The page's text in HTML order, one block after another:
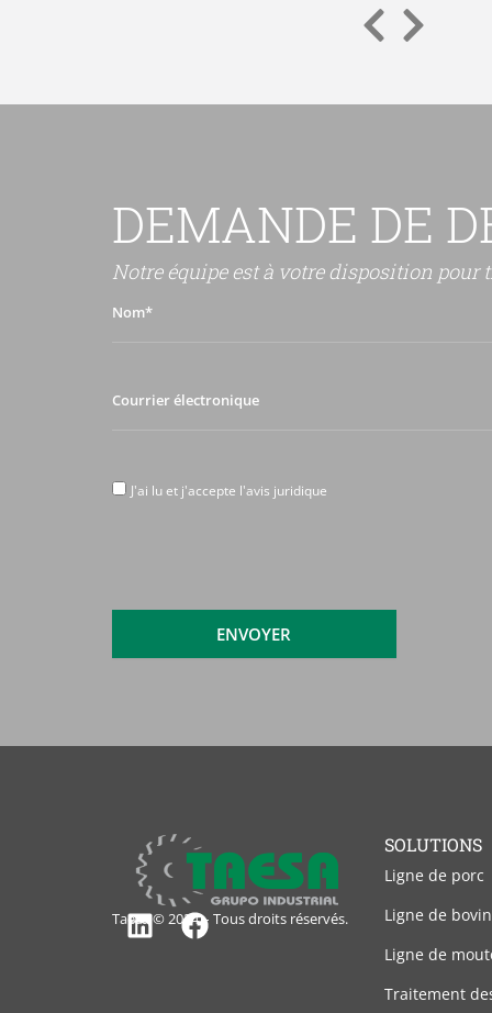
DEMANDE DE
Notre équipe est à votre disposition
Nom*
Courrier
J'ai J'ai lu et j'accepte l'avis juridique
ENVOYER
Taesa © 2024 – Tous droits réservés.
SOLUTIONS
Ligne de porc
Ligne de bovin
Ligne de
Traitement